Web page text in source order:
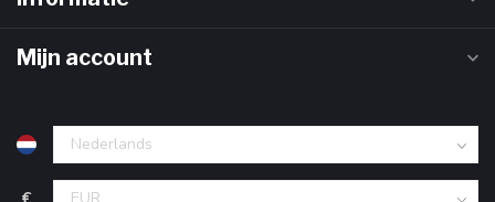
Mijn account